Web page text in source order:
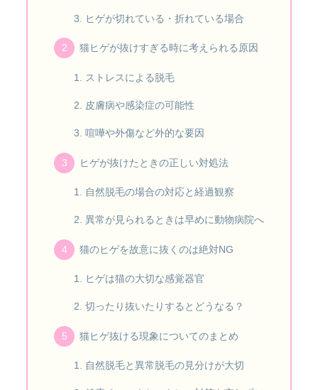
ヒゲが切れている・折れている場合
猫ヒゲが抜けすぎる時に考えられる原因
ストレスによる脱毛
皮膚病や感染症の可能性
喧嘩や外傷など外的な要因
ヒゲが抜けたときの正しい対処法
自然脱毛の場合の対応と経過観察
異常が見られるときは早めに動物病院へ
猫のヒゲを故意に抜くのは絶対NG
ヒゲは猫の大切な感覚器官
切ったり抜いたりするとどうなる？
猫ヒゲ抜ける現象についてのまとめ
自然脱毛と異常脱毛の見分けが大切